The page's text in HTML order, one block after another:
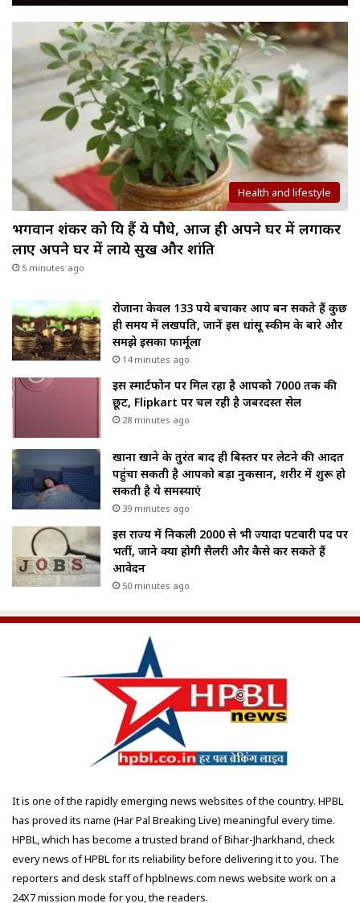
Health and lifestyle
भगवान शंकर को प्रिय हैं ये पौधे, आज ही अपने घर में लगाकर
लाए अपने घर में लाये सुख और शांति
5 minutes ago
रोजाना केवल 133 रुपये बचाकर आप बन सकते हैं कुछ
ही समय में लखपति, जानें इस धांसू स्कीम के बारे और
समझे इसका फार्मूला
14 minutes ago
इस स्मार्टफोन पर मिल रहा है आपको ₹7000 तक की
छूट, Flipkart पर चल रही है जबरदस्त सेल
28 minutes ago
खाना खाने के तुरंत बाद ही बिस्तर पर लेटने की आदत
पहुंचा सकती है आपको बड़ा नुकसान, शरीर में शुरू हो
सकती है ये समस्याएं
39 minutes ago
इस राज्य में निकली 2000 से भी ज्यादा पटवारी पद पर
भर्ती, जाने क्या होगी सैलरी और कैसे कर सकते हैं
आवेदन
50 minutes ago
It is one of the rapidly emerging news websites of the country. HPBL
has proved its name (Har Pal Breaking Live) meaningful every time.
HPBL, which has become a trusted brand of Bihar-Jharkhand, check
every news of HPBL for its reliability before delivering it to you. The
reporters and desk staff of hpblnews.com news website work on a
24X7 mission mode for you, the readers.